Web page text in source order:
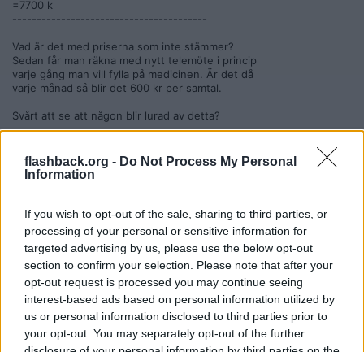
flashback.org - Do Not Process My Personal
Information
If you wish to opt-out of the sale, sharing to third parties, or
processing of your personal or sensitive information for
targeted advertising by us, please use the below opt-out
section to confirm your selection. Please note that after your
opt-out request is processed you may continue seeing
interest-based ads based on personal information utilized by
us or personal information disclosed to third parties prior to
your opt-out. You may separately opt-out of the further
=7700 k
----------------------------------------
Vad är det med priserna som inte stämmer?
Sedan får man räkna med nytt telemöte i princip
varje gång man vill fylla på medicinen. Är det då
varje månad så blir det 600 kr per samtal.
Svårt att se att någon blir lurad av detta?
2021-06-16, 00:04
Citat:
Ursprungligen postat av
Inledande videomöte = 1800 kr
Uppföljande möte= 600 kr
Sativex= 4700 kr
Uppföljande möte 600 kr
=7700 k
----------------------------------------